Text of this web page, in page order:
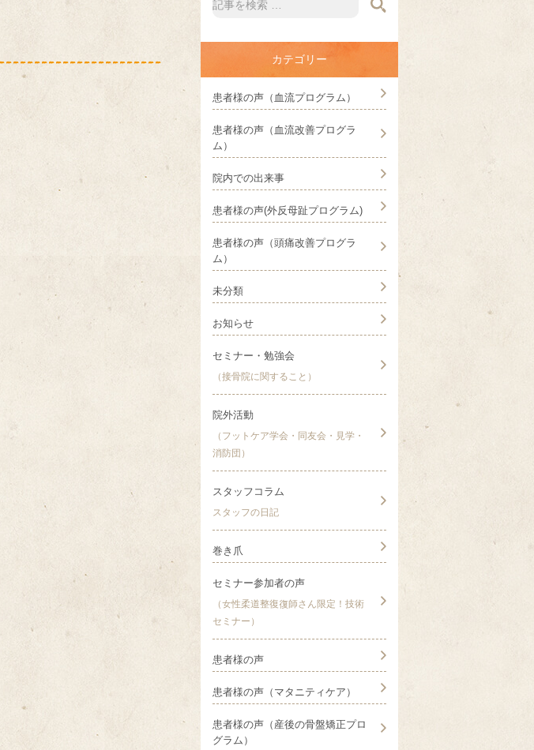
カテゴリー
患者様の声（血流プログラム）
患者様の声（血流改善プログラ
ム）
院内での出来事
患者様の声(外反母趾プログラム)
患者様の声（頭痛改善プログラ
ム）
未分類
お知らせ
セミナー・勉強会
（接骨院に関すること）
院外活動
（フットケア学会・同友会・見学・
消防団）
スタッフコラム
スタッフの日記
巻き爪
セミナー参加者の声
（女性柔道整復復師さん限定！技術
セミナー）
患者様の声
患者様の声（マタニティケア）
患者様の声（産後の骨盤矯正プロ
グラム）